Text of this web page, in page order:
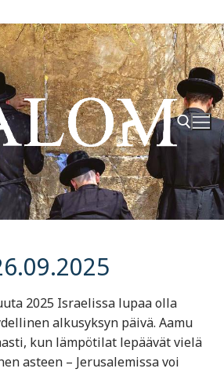
Hae:
2025 Israelissa lupaa olla
alkusyksyn päivä. Aamu
kun lämpötilat lepäävät vielä
asteen – Jerusalemissa voi